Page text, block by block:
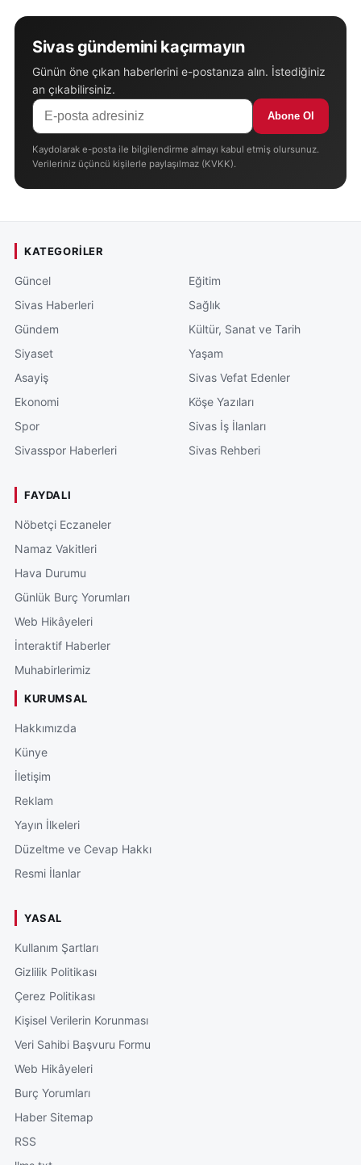
Sivas gündemini kaçırmayın
Günün öne çıkan haberlerini e-postanıza alın. İstediğiniz
an çıkabilirsiniz.
Abone Ol
Kaydolarak e-posta ile bilgilendirme almayı kabul etmiş olursunuz.
Verileriniz üçüncü kişilerle paylaşılmaz (KVKK).
KATEGORILER
Güncel
Sivas Haberleri
Gündem
Siyaset
Asayiş
Ekonomi
Spor
Sivasspor Haberleri
Eğitim
Sağlık
Kültür, Sanat ve Tarih
Yaşam
Sivas Vefat Edenler
Köşe Yazıları
Sivas İş İlanları
Sivas Rehberi
FAYDALI
Nöbetçi Eczaneler
Namaz Vakitleri
Hava Durumu
Günlük Burç Yorumları
Web Hikâyeleri
İnteraktif Haberler
Muhabirlerimiz
KURUMSAL
Hakkımızda
Künye
İletişim
Reklam
Yayın İlkeleri
Düzeltme ve Cevap Hakkı
Resmi İlanlar
YASAL
Kullanım Şartları
Gizlilik Politikası
Çerez Politikası
Kişisel Verilerin Korunması
Veri Sahibi Başvuru Formu
Web Hikâyeleri
Burç Yorumları
Haber Sitemap
RSS